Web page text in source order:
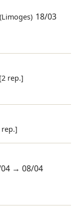
18/03
[2 rep.]
rep.]
→08/04